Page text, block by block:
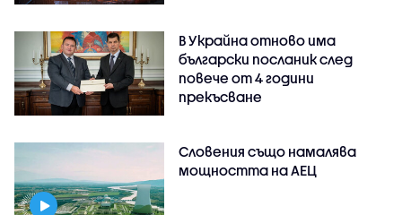
В Украйна отново има
български посланик след
повече от 4 години
прекъсване
Словения също намалява
мощността на АЕЦ